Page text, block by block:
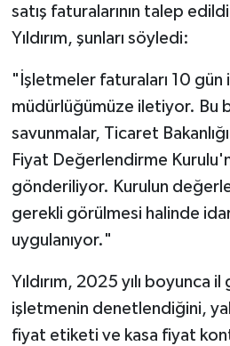
satış faturalarının talep
Yıldırım, şunları söyledi:
"İşletmeler faturaları 10 gün
müdürlüğümüze iletiyor. Bu
savunmalar, Ticaret
Fiyat Değerlendirme
gönderiliyor. Kurulun
gerekli görülmesi halinde
uygulanıyor."
Yıldırım, 2025 yılı boyunca
işletmenin denetlendiğini,
fiyat etiketi ve kasa fiyat